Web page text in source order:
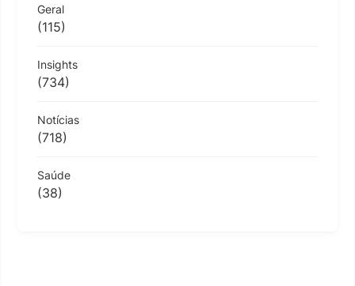
Geral
(115)
Insights
(734)
Notícias
(718)
Saúde
(38)